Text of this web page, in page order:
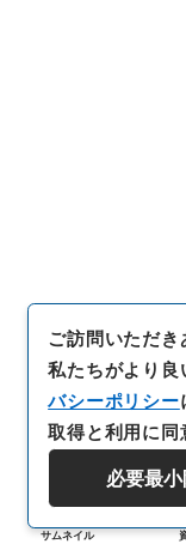
サムネイル
ご訪問いただき
私たちがより良
バシーポリシー
取得と利用に同
必要最小